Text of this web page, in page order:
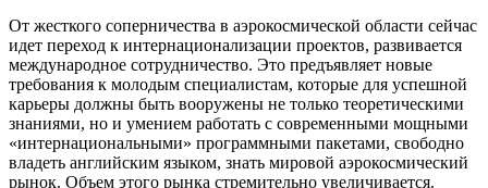
От жесткого соперничества в аэрокосмической области сейчас
идет переход к интернационализации проектов, развивается
международное сотрудничество. Это предъявляет новые
требования к молодым специалистам, которые для успешной
карьеры должны быть вооружены не только теоретическими
знаниями, но и умением работать с современными мощными
«интернациональными» программными пакетами, свободно
владеть английским языком, знать мировой аэрокосмический
рынок. Объем этого рынка стремительно увеличивается.